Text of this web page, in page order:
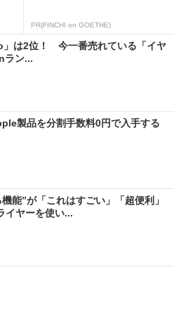
PR(FINCHI on GOETHE)
」は2位！ 今一番売れている「イヤ
ラン...
製品を分割手数料0円で入手する
能”が「これはすごい」「超便利」
ヤーを使い...